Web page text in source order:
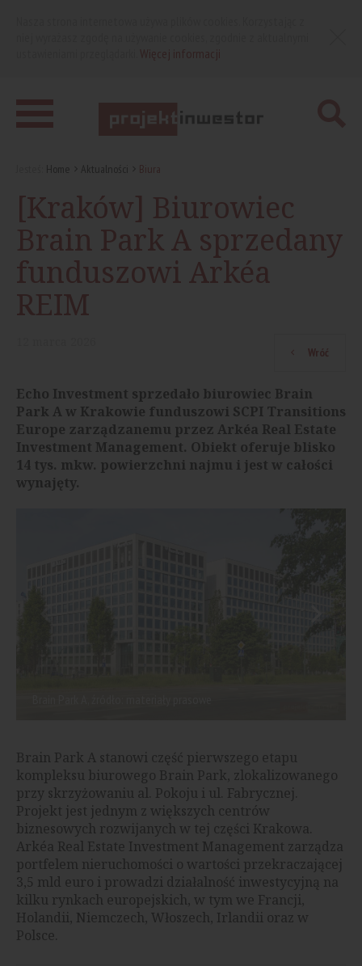
Home Aktualności Biura
[Kraków] Biurowiec
Brain Park A sprzedany
funduszowi Arkéa
REIM
Wróć
Echo Investment sprzedało biurowiec Brain
Park A w Krakowie funduszowi SCPI Transitions
Europe zarządzanemu przez Arkéa Real Estate
Investment Management. Obiekt oferuje blisko
14 tys. mkw. powierzchni najmu i jest w całości
wynajęty.
Brain Park A stanowi część pierwszego etapu
kompleksu biurowego Brain Park, zlokalizowanego
przy skrzyżowaniu al. Pokoju i ul. Fabrycznej.
Projekt jest jednym z większych centrów
biznesowych rozwijanych w tej części Krakowa.
Arkéa Real Estate Investment Management zarządza
portfelem nieruchomości o wartości przekraczającej
3,5 mld euro i prowadzi działalność inwestycyjną na
kilku rynkach europejskich, w tym we Francji,
Holandii, Niemczech, Włoszech, Irlandii oraz w
Polsce.